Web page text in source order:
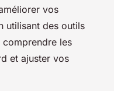
vos
utilisant des outils
les
et ajuster vos